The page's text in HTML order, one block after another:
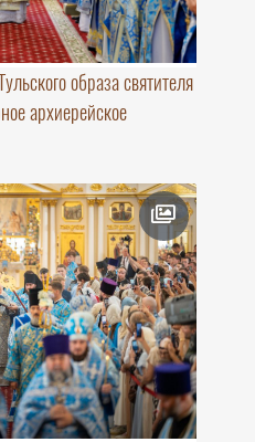
образа святителя
архиерейское